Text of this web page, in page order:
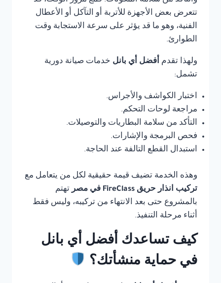
تتعرض بعض الأجهزة للأتربة أو التآكل أو الأعطال
الفنية، وهو ما قد يؤثر على سرعة الاستجابة وقت
الطوارئ.
ولهذا تقدم أفضل أي بانل خدمات صيانة دورية
تشمل:
اختبار الكواشف والأجراس.
مراجعة لوحات التحكم.
التأكد من سلامة البطاريات والتوصيلات.
فحص البرمجة والإشارات.
استبدال القطع التالفة عند الحاجة.
وهذه الخدمة تضيف قيمة حقيقية لكل من يتعامل مع
تركيب انذار حريق FireClass في مصر
تهتم
بالمشروع حتى بعد الانتهاء من تركيبه، وليس فقط
أثناء مرحلة التنفيذ.
كيف تساعدك أفضل أي بانل
في حماية منشأتك؟